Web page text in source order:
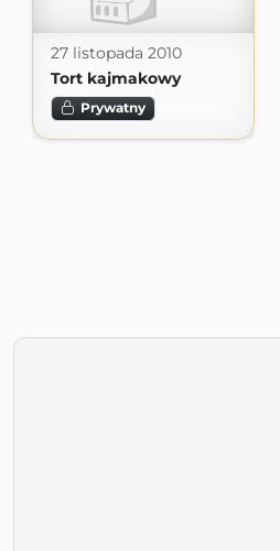
27 listopada 2010
Tort kajmakowy
Prywatny